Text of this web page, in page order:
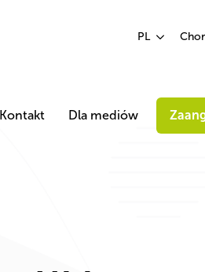
PL
Kontakt Dla mediów